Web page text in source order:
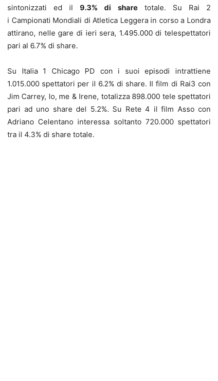
sintonizzati ed il9.3% di sharetotale. Su Rai 2
i Campionati Mondiali di Atletica Leggera in corso a Londra
attirano, nelle gare di ieri sera, 1.495.000 di telespettatori
pari al 6.7% di share.
Su Italia 1 Chicago PD con i suoi episodi intrattiene
1.015.000 spettatori per il 6.2% di share. Il film di Rai3 con
Jim Carrey, Io, me & Irene, totalizza 898.000 tele spettatori
pari ad uno share del 5.2%. Su Rete 4 il film Asso con
Adriano Celentano interessa soltanto 720.000 spettatori
tra il 4.3% di share totale.